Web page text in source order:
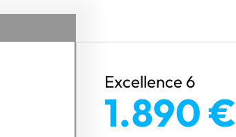
Excellence 6
1.890 €